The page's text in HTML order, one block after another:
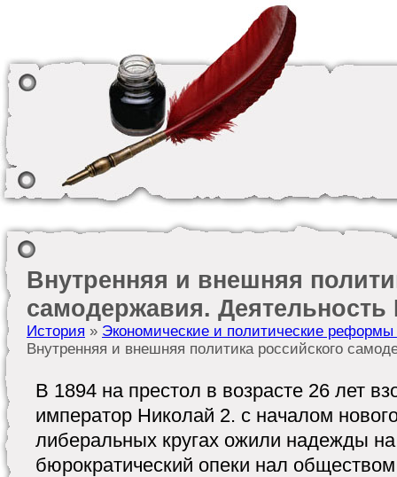
Внутренняя и внешняя
самодержавия. Деятельность
История » Экономические и политические
Внутренняя и внешняя политика российского
В 1894 на престол в возрасте 26 лет
император Николай 2. с началом
либеральных кругах ожили надежды
бюрократический опеки нал